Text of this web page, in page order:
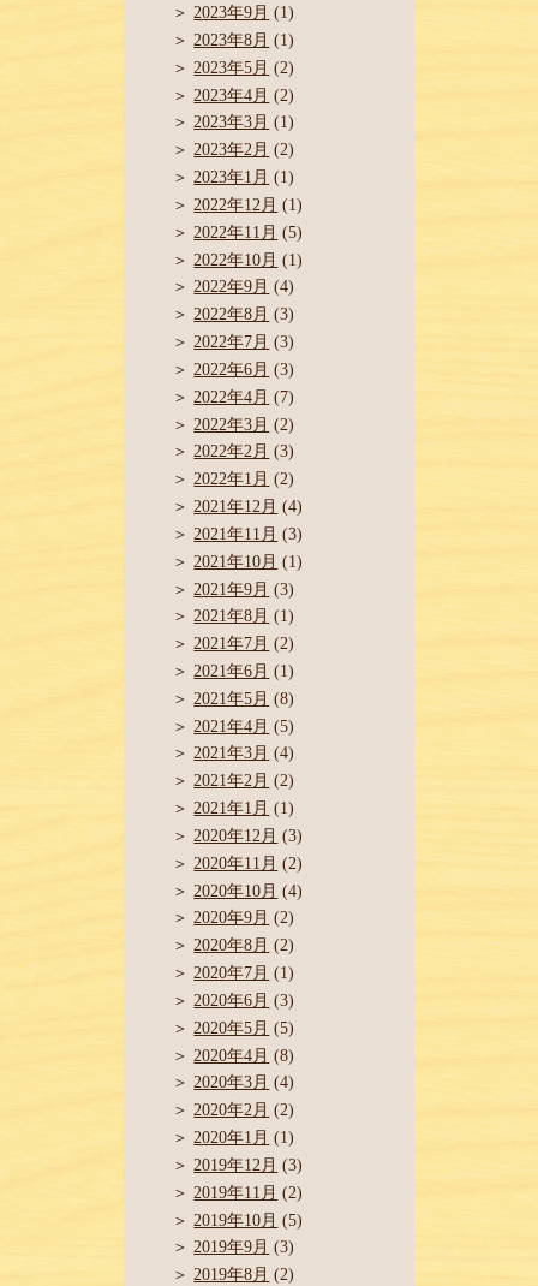
2023年9月 (1)
2023年8月 (1)
2023年5月 (2)
2023年4月 (2)
2023年3月 (1)
2023年2月 (2)
2023年1月 (1)
2022年12月 (1)
2022年11月 (5)
2022年10月 (1)
2022年9月 (4)
2022年8月 (3)
2022年7月 (3)
2022年6月 (3)
2022年4月 (7)
2022年3月 (2)
2022年2月 (3)
2022年1月 (2)
2021年12月 (4)
2021年11月 (3)
2021年10月 (1)
2021年9月 (3)
2021年8月 (1)
2021年7月 (2)
2021年6月 (1)
2021年5月 (8)
2021年4月 (5)
2021年3月 (4)
2021年2月 (2)
2021年1月 (1)
2020年12月 (3)
2020年11月 (2)
2020年10月 (4)
2020年9月 (2)
2020年8月 (2)
2020年7月 (1)
2020年6月 (3)
2020年5月 (5)
2020年4月 (8)
2020年3月 (4)
2020年2月 (2)
2020年1月 (1)
2019年12月 (3)
2019年11月 (2)
2019年10月 (5)
2019年9月 (3)
2019年8月 (2)